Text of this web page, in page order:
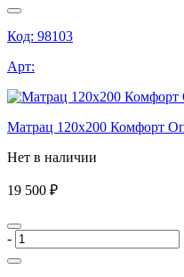
Код: 98103
Арт:
Матрац 120х200 Комфорт
Нет в наличии
19 500 ₽
-